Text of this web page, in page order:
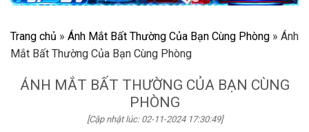
Trang chủ » Ánh Mắt Bất Thường Của Bạn Cùng Phòng » Ánh
Mắt Bất Thường Của Bạn Cùng Phòng
ÁNH MẮT BẤT THƯỜNG CỦA BẠN CÙNG
PHÒNG
[Cập nhật lúc: 02-11-2024 17:30:49]